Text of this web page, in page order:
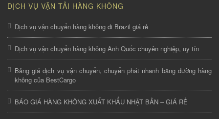
DỊCH VỤ VẬN TẢI HÀNG KHÔNG
Dịch vụ vận chuyển hàng không đi Brazil giá rẻ
Dịch vụ vận chuyển hàng không Anh Quốc chuyên nghiệp, uy tín
Bảng giá dịch vụ vận chuyển, chuyển phát nhanh bằng đường hàng
không của BestCargo
BÁO GIÁ HÀNG KHÔNG XUẤT KHẨU NHẬT BẢN – GIÁ RẺ